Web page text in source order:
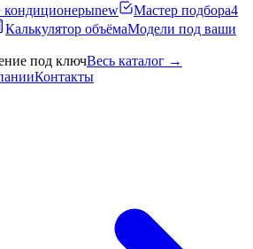
кондиционерыnew Мастер подбора4
Калькулятор объёмаМодели под ваши
под ключВесь каталог →
Контакты